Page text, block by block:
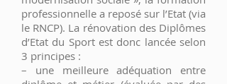
professionnelle a reposé sur l’Etat (via
le RNCP). La rénovation des Diplômes
d’Etat du Sport est donc lancée selon
3 principes :
– une meilleure adéquation entre